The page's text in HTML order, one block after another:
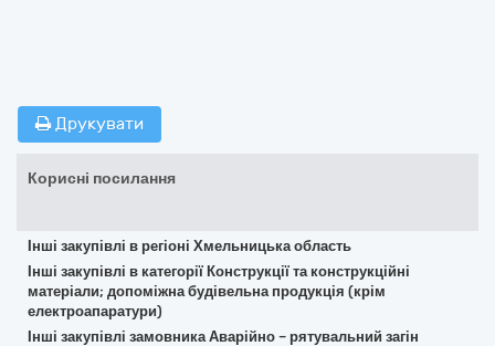
Друкувати
Корисні посилання
Інші закупівлі в регіоні Хмельницька область
Інші закупівлі в категорії Конструкції та конструкційні
матеріали; допоміжна будівельна продукція (крім
електроапаратури)
Інші закупівлі замовника Аварійно – рятувальний загін